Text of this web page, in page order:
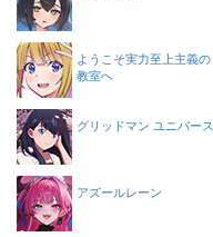
ようこそ実力至上主義の
教室へ
グリッドマン ユニバース
アズールレーン